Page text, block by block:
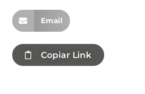
Email
Copiar Link